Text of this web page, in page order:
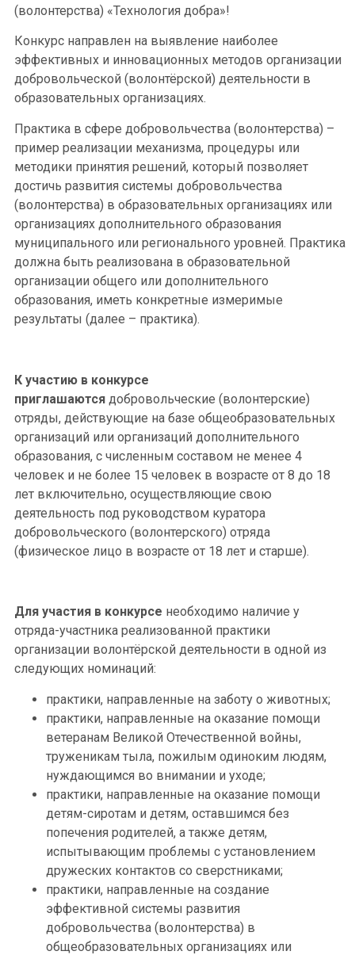
(волонтерства) «Технология добра»!
Конкурс направлен на выявление наиболее
эффективных и инновационных методов организации
добровольческой (волонтёрской) деятельности в
образовательных организациях.
Практика в сфере добровольчества (волонтерства) –
пример реализации механизма, процедуры или
методики принятия решений, который позволяет
достичь развития системы добровольчества
(волонтерства) в образовательных организациях или
организациях дополнительного образования
муниципального или регионального уровней. Практика
должна быть реализована в образовательной
организации общего или дополнительного
образования, иметь конкретные измеримые
результаты (далее – практика).
К участию в конкурсе
приглашаются добровольческие (волонтерские)
отряды, действующие на базе общеобразовательных
организаций или организаций дополнительного
образования, с численным составом не менее 4
человек и не более 15 человек в возрасте от 8 до 18
лет включительно, осуществляющие свою
деятельность под руководством куратора
добровольческого (волонтерского) отряда
(физическое лицо в возрасте от 18 лет и старше).
Для участия в конкурсе необходимо наличие у
отряда-участника реализованной практики
организации волонтёрской деятельности в одной из
следующих номинаций:
практики, направленные на заботу о животных;
практики, направленные на оказание помощи
ветеранам Великой Отечественной войны,
труженикам тыла, пожилым одиноким людям,
нуждающимся во внимании и уходе;
практики, направленные на оказание помощи
детям-сиротам и детям, оставшимся без
попечения родителей, а также детям,
испытывающим проблемы с установлением
дружеских контактов со сверстниками;
практики, направленные на создание
эффективной системы развития
добровольчества (волонтерства) в
общеобразовательных организациях или